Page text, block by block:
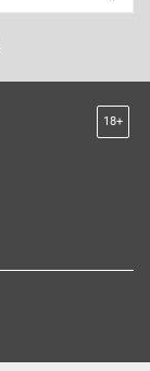
18+